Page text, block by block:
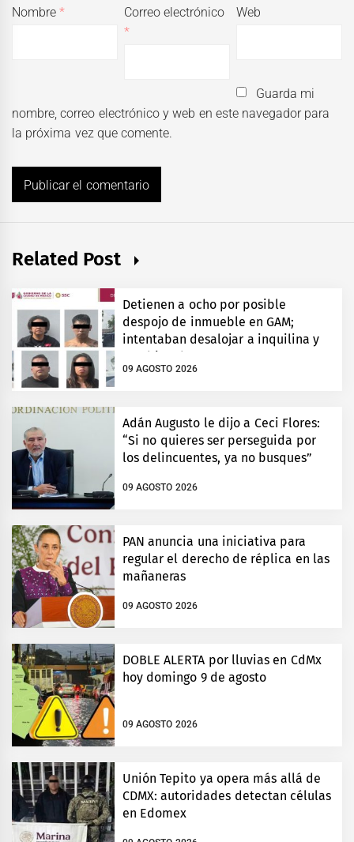
Nombre*
Correo electrónico
*
Web
Guarda mi
nombre, correo electrónico y web en este navegador para
la próxima vez que comente.
Related Post
Detienen a ocho por posible
despojo de inmueble en GAM;
intentaban desalojar a inquilina y
09 AGOSTO 2026
Adán Augusto le dijo a Ceci Flores:
“Si no quieres ser perseguida por
los delincuentes, ya no busques”
09 AGOSTO 2026
PAN anuncia una iniciativa para
regular el derecho de réplica en las
mañaneras
09 AGOSTO 2026
DOBLE ALERTA por lluvias en CdMx
hoy domingo 9 de agosto
09 AGOSTO 2026
Unión Tepito ya opera más allá de
CDMX: autoridades detectan células
en Edomex